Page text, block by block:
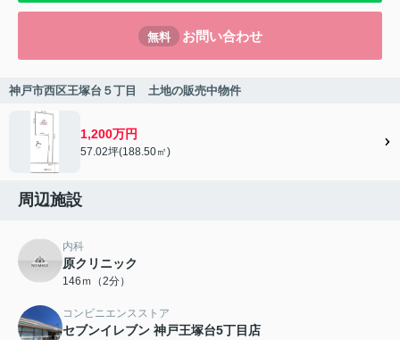
無料 お問い合わせ
神戸市西区王塚台５丁目 土地の販売中物件
1,200万円
57.02坪(188.50㎡)
周辺施設
内科
原クリニック
146ｍ（2分）
コンビニエンスストア
セブンイレブン 神戸王塚台5丁目店